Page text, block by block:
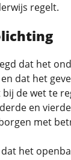
regelt.
dat het
dat het
de wet te
en
met
het